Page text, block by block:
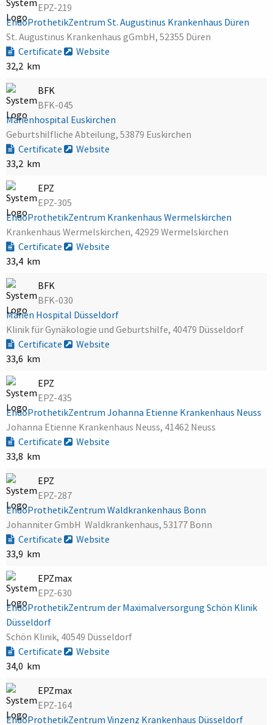
EPZ-219
EndoProthetikZentrum St. Augustinus Krankenhaus Düren
St. Augustinus Krankenhaus gGmbH, 52355 Düren
Certificate
Website
32,2 km
BFK
BFK-045
Marienhospital Euskirchen
Geburtshilfliche Abteilung, 53879 Euskirchen
Certificate
Website
33,2 km
EPZ
EPZ-305
EndoProthetikZentrum Krankenhaus Wermelskirchen
Krankenhaus Wermelskirchen, 42929 Wermelskirchen
Certificate
Website
33,4 km
BFK
BFK-030
Marien Hospital Düsseldorf
Klinik für Gynäkologie und Geburtshilfe, 40479 Düsseldorf
Certificate
Website
33,6 km
EPZ
EPZ-435
EndoProthetikZentrum Johanna Etienne Krankenhaus Neuss
Johanna Etienne Krankenhaus Neuss, 41462 Neuss
Certificate
Website
33,8 km
EPZ
EPZ-287
EndoProthetikZentrum Waldkrankenhaus Bonn
Johanniter GmbH  Waldkrankenhaus, 53177 Bonn
Certificate
Website
33,9 km
EPZmax
EPZ-630
EndoProthetikZentrum der Maximalversorgung Schön Klinik
Düsseldorf
Schön Klinik, 40549 Düsseldorf
Certificate
Website
34,0 km
EPZmax
EPZ-164
EndoProthetikZentrum Vinzenz Krankenhaus Düsseldorf